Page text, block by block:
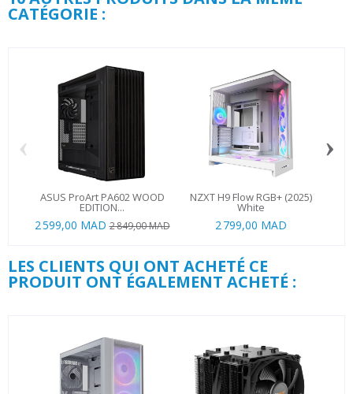
CATÉGORIE :
ASUS ProArt PA602 WOOD
EDITION...
2 599,00 MAD 2 849,00 MAD
NZXT H9 Flow RGB+ (2025)
White
2 799,00 MAD
‹ ›
LES CLIENTS QUI ONT ACHETÉ CE
PRODUIT ONT ÉGALEMENT ACHETÉ :